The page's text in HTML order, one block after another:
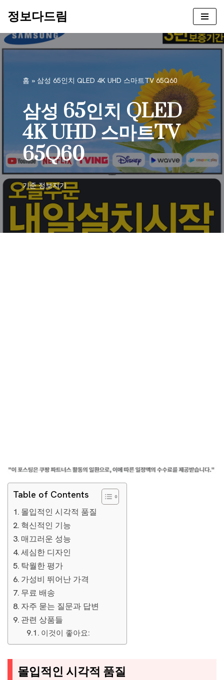
텐
츠
정보다드림
홈 » 삼성 65인치 QLED 4K UHD 스마트TV 65Q60
삼성 65인치 QLED
4K UHD 스마트TV
65Q60
기준정보지기
Table of Contents
몰입적인 시각적 품질
혁신적인 기능
매끄러운 성능
세심한 디자인
탁월한 평가
가성비 뛰어난 가격
무료 배송
자주 묻는 질문과 답변
관련 상품들
이것이 좋아요:
몰입적인 시각적 품질